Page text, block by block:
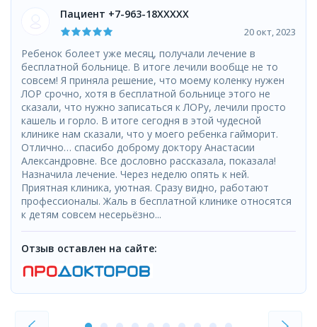
Пациент +7-963-18XXXXX
20 окт, 2023
Ребенок болеет уже месяц, получали лечение в
бесплатной больнице. В итоге лечили вообще не то
совсем! Я приняла решение, что моему коленку нужен
ЛОР срочно, хотя в бесплатной больнице этого не
сказали, что нужно записаться к ЛОРу, лечили просто
кашель и горло. В итоге сегодня в этой чудесной
клинике нам сказали, что у моего ребенка гайморит.
Отлично… спасибо доброму доктору Анастасии
Александровне. Все дословно рассказала, показала!
Назначила лечение. Через неделю опять к ней.
Приятная клиника, уютная. Сразу видно, работают
профессионалы. Жаль в бесплатной клинике относятся
к детям совсем несерьёзно...
Отзыв оставлен на сайте: